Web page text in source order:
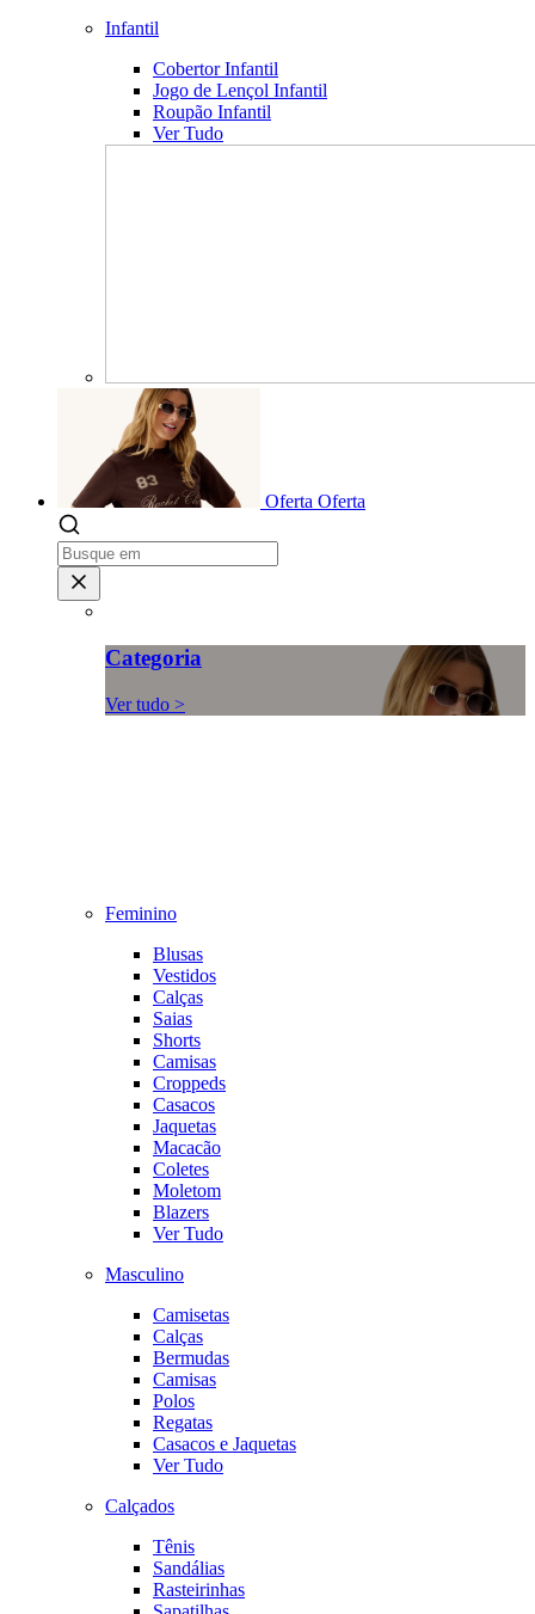
Infantil
Cobertor Infantil
Jogo de Lençol Infantil
Roupão Infantil
Ver Tudo
Oferta Oferta
Categoria
Ver tudo >
Feminino
Blusas
Vestidos
Calças
Saias
Shorts
Camisas
Croppeds
Casacos
Jaquetas
Macacão
Coletes
Moletom
Blazers
Ver Tudo
Masculino
Camisetas
Calças
Bermudas
Camisas
Polos
Regatas
Casacos e Jaquetas
Ver Tudo
Calçados
Tênis
Sandálias
Rasteirinhas